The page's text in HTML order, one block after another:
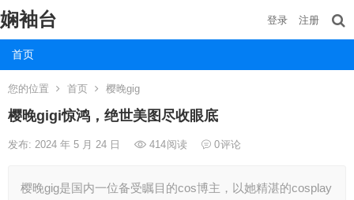
娴袖台
首页
登录 注册
您的位置 首页 樱晚gig
樱晚gigi惊鸿，绝世美图尽收眼底
发布: 2024 年 5 月 24 日 414阅读 0评论
樱晚gig是国内一位备受瞩目的cos博主，以她精湛的cosplay